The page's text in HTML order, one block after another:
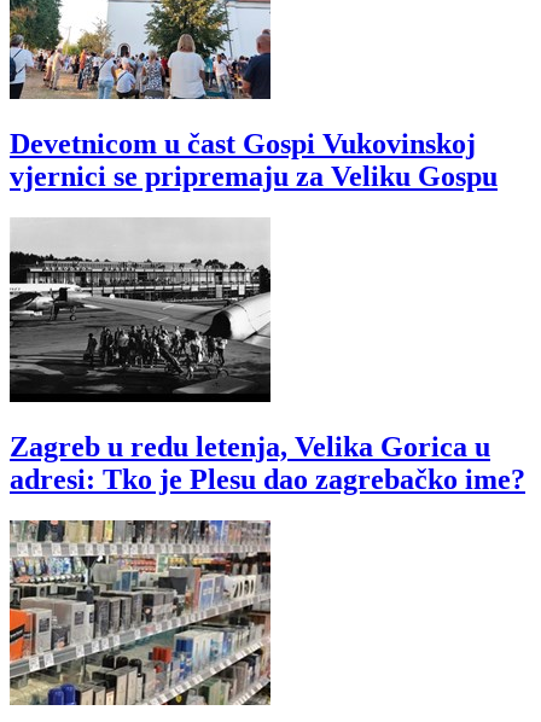
Devetnicom u čast Gospi Vukovinskoj
vjernici se pripremaju za Veliku Gospu
Zagreb u redu letenja, Velika Gorica u
adresi: Tko je Plesu dao zagrebačko ime?